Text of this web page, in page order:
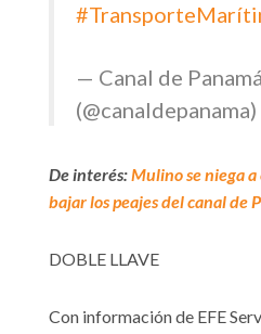
— Canal de Panamá
(@canaldepanama)
De interés:Mulino se niega
bajar los peajes del canal de
DOBLE LLAVE
Con información de EFE